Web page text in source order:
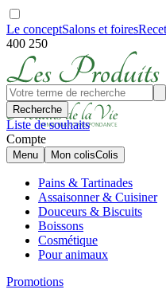
Le conceptSalons et foires
400 250
Recherche
Liste de souhaits
Compte
Menu Mon colisColis
Pains & Tartinades
Assaisonner & Cuisiner
Douceurs & Biscuits
Boissons
Cosmétique
Pour animaux
Promotions